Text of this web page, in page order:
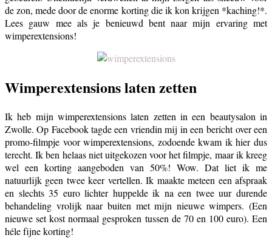
de zon, mede door de enorme korting die ik kon krijgen *kaching!*.
Lees gauw mee als je benieuwd bent naar mijn ervaring met
wimperextensions!
Wimperextensions laten zetten
Ik heb mijn wimperextensions laten zetten in een beautysalon in
Zwolle. Op Facebook tagde een vriendin mij in een bericht over een
promo-filmpje voor wimperextensions, zodoende kwam ik hier dus
terecht. Ik ben helaas niet uitgekozen voor het filmpje, maar ik kreeg
wel een korting aangeboden van 50%! Wow. Dat liet ik me
natuurlijk geen twee keer vertellen. Ik maakte meteen een afspraak
en slechts 35 euro lichter huppelde ik na een twee uur durende
behandeling vrolijk naar buiten met mijn nieuwe wimpers. (Een
nieuwe set kost normaal gesproken tussen de 70 en 100 euro). Een
héle fijne korting!